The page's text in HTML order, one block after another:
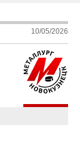
10/05/2026